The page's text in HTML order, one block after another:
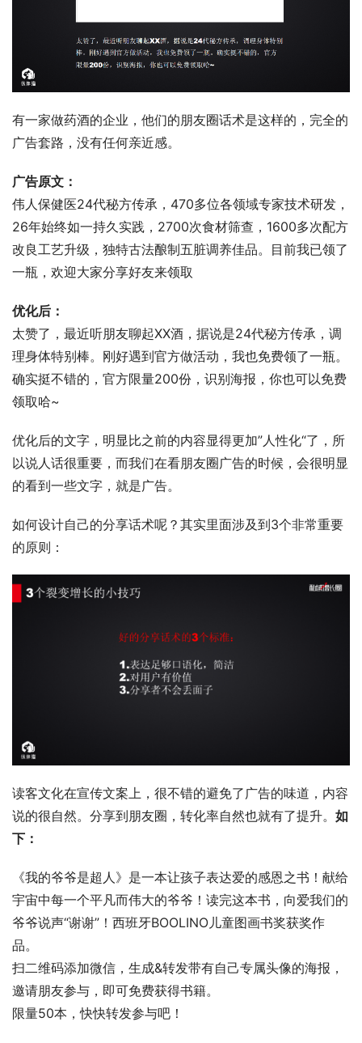
有一家做药酒的企业，他们的朋友圈话术是这样的，完全的
广告套路，没有任何亲近感。
广告原文：
伟人保健医24代秘方传承，470多位各领域专家技术研发，
26年始终如一持久实践，2700次食材筛查，1600多次配方
改良工艺升级，独特古法酿制五脏调养佳品。目前我已领了
一瓶，欢迎大家分享好友来领取
优化后：
太赞了，最近听朋友聊起XX酒，据说是24代秘方传承，调
理身体特别棒。刚好遇到官方做活动，我也免费领了一瓶。
确实挺不错的，官方限量200份，识别海报，你也可以免费
领取哈~
优化后的文字，明显比之前的内容显得更加”人性化“了，所
以说人话很重要，而我们在看朋友圈广告的时候，会很明显
的看到一些文字，就是广告。
如何设计自己的分享话术呢？其实里面涉及到3个非常重要
的原则：
读客文化在宣传文案上，很不错的避免了广告的味道，内容
说的很自然。分享到朋友圈，转化率自然也就有了提升。 如
下：
《我的爷爷是超人》是一本让孩子表达爱的感恩之书！献给
宇宙中每一个平凡而伟大的爷爷！读完这本书，向爱我们的
爷爷说声“谢谢”！西班牙BOOLINO儿童图画书奖获奖作
品。
扫二维码添加微信，生成&转发带有自己专属头像的海报，
邀请朋友参与，即可免费获得书籍。
限量50本，快快转发参与吧！